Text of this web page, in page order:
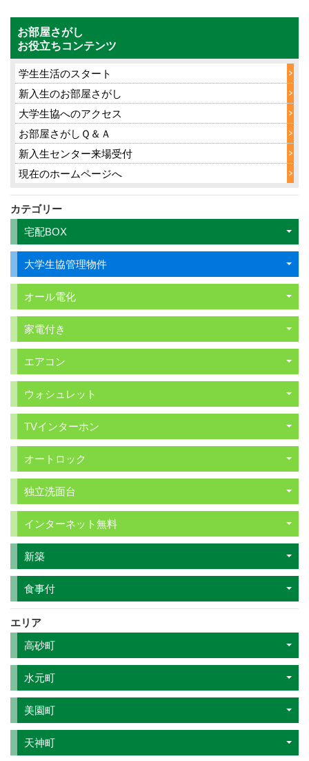
お部屋さがし
お役立ちコンテンツ
学生生活のスタート
新入生のお部屋さがし
大学生協へのアクセス
お部屋さがしＱ＆Ａ
新入生センター来場受付
現在のホームページへ
カテゴリー
宅配BOX
大学生協管理物件
オール電化
家電付き
エアコン
ウォシュレット
TVインターホン
オートロック
独立洗面台
インターネット無料
新築
食事付
エリア
高砂町
水元町
美園町
天神町